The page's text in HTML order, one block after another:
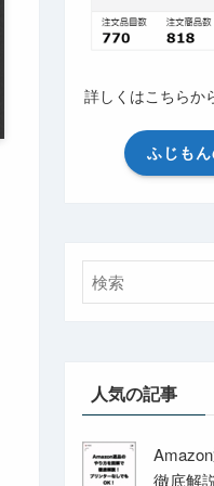
詳しくはこちらか
ふじも
人気の記事
徹底解